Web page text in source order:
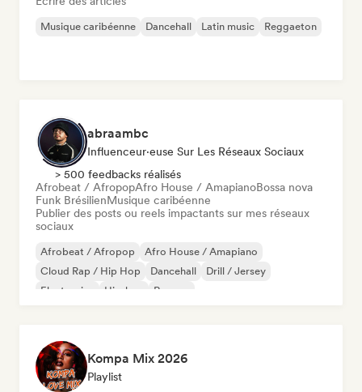
Musique caribéenne Dancehall Latin music Reggaeton
abraambc
Influenceur·euse Sur Les Réseaux Sociaux
> 500 feedbacks réalisés
Afrobeat / AfropopAfro House / AmapianoBossa nova
Funk BrésilienMusique caribéenne
Publier des posts ou reels impactants sur mes réseaux
sociaux
Afrobeat / Afropop
Afro House / Amapiano
Cloud Rap / Hip Hop
Dancehall
Drill / Jersey
Electronica
Hip-hop Reggae
Kompa Mix 2026
Playlist